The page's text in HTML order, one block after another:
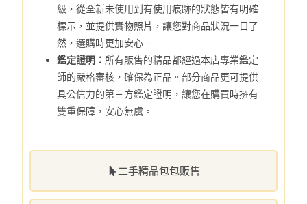
二手精品包包販售
級，從全新未使用到有使用痕跡的狀態皆有明確
標示，並提供實物照片，讓您對商品狀況一目了
然，選購時更加安心。
鑑定證明： 所有販售的精品都經過本店專業鑑定
師的嚴格審核，確保為正品。部分商品更可提供
具公信力的第三方鑑定證明，讓您在購買時擁有
雙重保障，安心無虞。